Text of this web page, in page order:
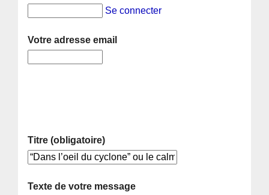
Se connecter
Votre adresse email
Titre (obligatoire)
Texte de votre message